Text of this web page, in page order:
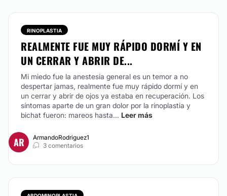
RINOPLASTIA
REALMENTE FUE MUY RÁPIDO DORMÍ Y EN
UN CERRAR Y ABRIR DE...
Mi miedo fue la anestesia general es un temor a no
despertar jamas, realmente fue muy rápido dormí y en
un cerrar y abrir de ojos ya estaba en recuperación. Los
síntomas aparte de un gran dolor por la rinoplastia y
bichat fueron: mareos hasta... Leer más
AR
ArmandoRodriguez1
3 comentarios